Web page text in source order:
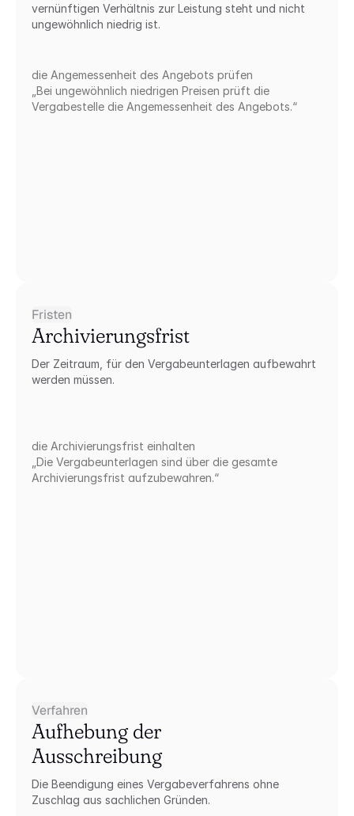
vernünftigen Verhältnis zur Leistung steht und nicht
ungewöhnlich niedrig ist.
die Angemessenheit des Angebots prüfen
„Bei ungewöhnlich niedrigen Preisen prüft die
Vergabestelle die Angemessenheit des Angebots.“
Fristen
Archivierungsfrist
Der Zeitraum, für den Vergabeunterlagen aufbewahrt
werden müssen.
die Archivierungsfrist einhalten
„Die Vergabeunterlagen sind über die gesamte
Archivierungsfrist aufzubewahren.“
Verfahren
Aufhebung der
Ausschreibung
Die Beendigung eines Vergabeverfahrens ohne
Zuschlag aus sachlichen Gründen.